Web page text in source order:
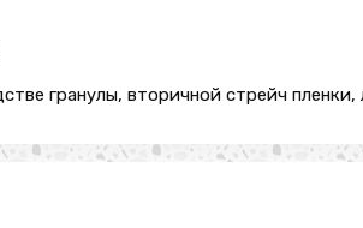
гранулы, вторичной стрейч пленки,